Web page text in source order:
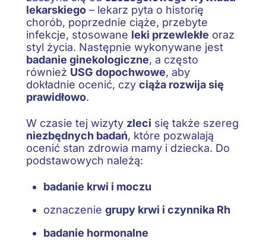
lekarskiego – lekarz pyta o historię
chorób, poprzednie ciąże, przebyte
infekcje, stosowane leki przewlekłe oraz
styl życia. Następnie wykonywane jest
badanie ginekologiczne, a często
również USG dopochwowe, aby
dokładnie ocenić, czy ciąża rozwija się
prawidłowo.
W czasie tej wizyty zleci się także szereg
niezbędnych badań, które pozwalają
ocenić stan zdrowia mamy i dziecka. Do
podstawowych należą:
badanie krwi i moczu
oznaczenie grupy krwi i czynnika Rh
badanie hormonalne